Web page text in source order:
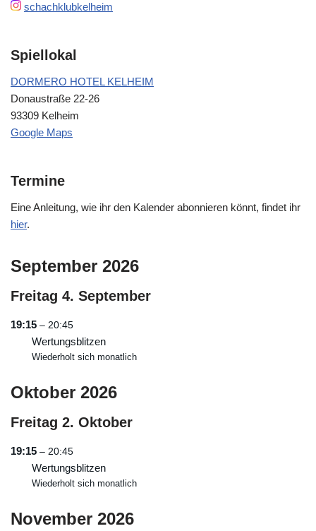
schachklubkelheim
Spiellokal
DORMERO HOTEL KELHEIM
Donaustraße 22-26
93309 Kelheim
Google Maps
Termine
Eine Anleitung, wie ihr den Kalender abonnieren könnt, findet ihr
hier.
September 2026
Freitag 4. September
19:15 – 20:45
Wertungsblitzen
Wiederholt sich monatlich
Oktober 2026
Freitag 2. Oktober
19:15 – 20:45
Wertungsblitzen
Wiederholt sich monatlich
November 2026